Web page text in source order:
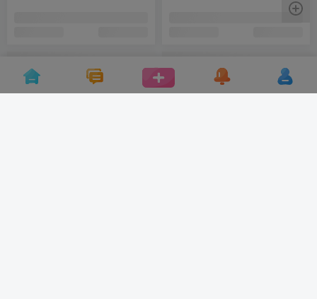
华为HNC2015 电子墨水涂鸦